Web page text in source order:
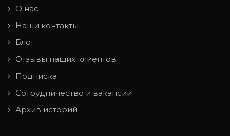
О нас
Наши контакты
Блог
Отзывы наших клиентов
Подписка
Сотрудничество и вакансии
Архив историй